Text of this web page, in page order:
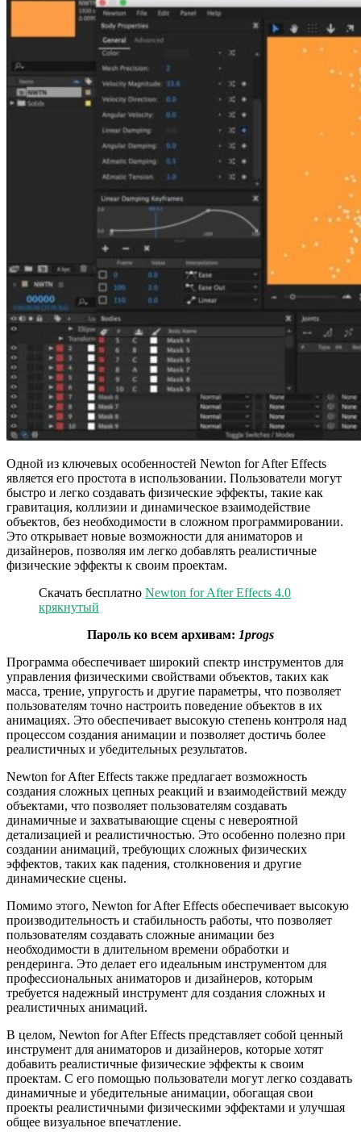
Одной из ключевых особенностей Newton for After Effects
является его простота в использовании. Пользователи могут
быстро и легко создавать физические эффекты, такие как
гравитация, коллизии и динамическое взаимодействие
объектов, без необходимости в сложном программировании.
Это открывает новые возможности для аниматоров и
дизайнеров, позволяя им легко добавлять реалистичные
физические эффекты к своим проектам.
Скачать бесплатно Newton for After Effects 4.0
крякнутый
Пароль ко всем архивам: 1progs
Программа обеспечивает широкий спектр инструментов для
управления физическими свойствами объектов, таких как
масса, трение, упругость и другие параметры, что позволяет
пользователям точно настроить поведение объектов в их
анимациях. Это обеспечивает высокую степень контроля над
процессом создания анимации и позволяет достичь более
реалистичных и убедительных результатов.
Newton for After Effects также предлагает возможность
создания сложных цепных реакций и взаимодействий между
объектами, что позволяет пользователям создавать
динамичные и захватывающие сцены с невероятной
детализацией и реалистичностью. Это особенно полезно при
создании анимаций, требующих сложных физических
эффектов, таких как падения, столкновения и другие
динамические сцены.
Помимо этого, Newton for After Effects обеспечивает высокую
производительность и стабильность работы, что позволяет
пользователям создавать сложные анимации без
необходимости в длительном времени обработки и
рендеринга. Это делает его идеальным инструментом для
профессиональных аниматоров и дизайнеров, которым
требуется надежный инструмент для создания сложных и
реалистичных анимаций.
В целом, Newton for After Effects представляет собой ценный
инструмент для аниматоров и дизайнеров, которые хотят
добавить реалистичные физические эффекты к своим
проектам. С его помощью пользователи могут легко создавать
динамичные и убедительные анимации, обогащая свои
проекты реалистичными физическими эффектами и улучшая
общее визуальное впечатление.